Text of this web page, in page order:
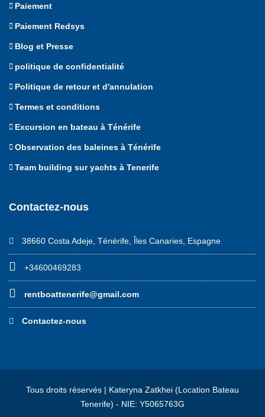
Paiement
Paiement Redsys
Blog et Presse
politique de confidentialité
Politique de retour et d'annulation
Termes et conditions
Excursion en bateau à Ténérife
Observation des baleines à Ténérife
Team building sur yachts à Tenerife
Contactez-nous
38660 Costa Adeje, Ténérife, Îles Canaries, Espagne
+34600469283
rentboattenerife@gmail.com
Contactez-nous
Tous droits réservés | Kateryna Zatkhei (Location Bateau
Tenerife) - NIE: Y5065763G